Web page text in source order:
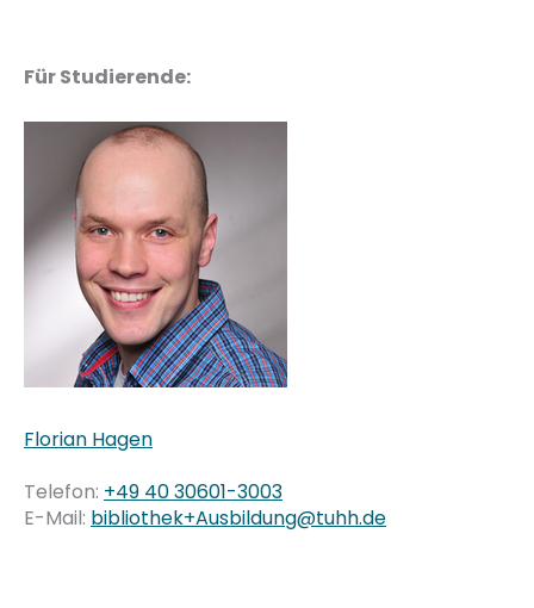
Für Studierende:
Florian Hagen
Telefon: +49 40 30601-3003
E-Mail: bibliothek+Ausbildung@tuhh.de